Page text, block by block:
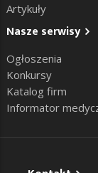
Artykuły
Nasze serwisy
Ogłoszenia
Konkursy
Katalog firm
Informator